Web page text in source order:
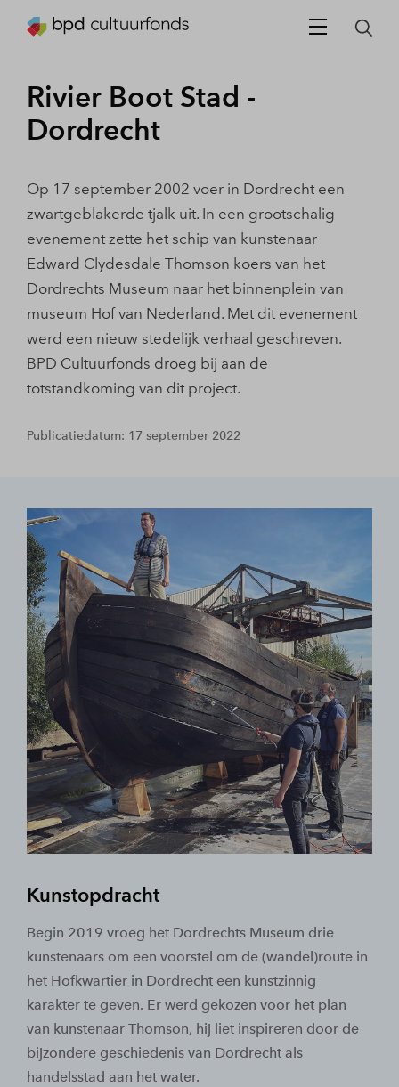
Rivier Boot Stad -
Dordrecht
Op 17 september 2002 voer in Dordrecht een
zwartgeblakerde tjalk uit. In een grootschalig
evenement zette het schip van kunstenaar
Edward Clydesdale Thomson koers van het
Dordrechts Museum naar het binnenplein van
museum Hof van Nederland. Met dit evenement
werd een nieuw stedelijk verhaal geschreven.
BPD Cultuurfonds droeg bij aan de
totstandkoming van dit project.
Publicatiedatum: 17 september 2022
Kunstopdracht
Begin 2019 vroeg het Dordrechts Museum drie
kunstenaars om een voorstel om de (wandel)route in
het Hofkwartier in Dordrecht een kunstzinnig
karakter te geven. Er werd gekozen voor het plan
van kunstenaar Thomson, hij liet inspireren door de
bijzondere geschiedenis van Dordrecht als
handelsstad aan het water.